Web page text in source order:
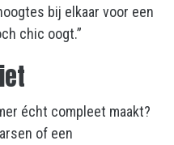
bij elkaar voor een
chic oogt.”
écht compleet maakt?
of een